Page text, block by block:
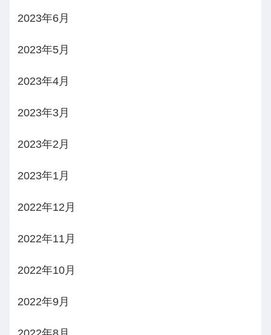
2023年6月
2023年5月
2023年4月
2023年3月
2023年2月
2023年1月
2022年12月
2022年11月
2022年10月
2022年9月